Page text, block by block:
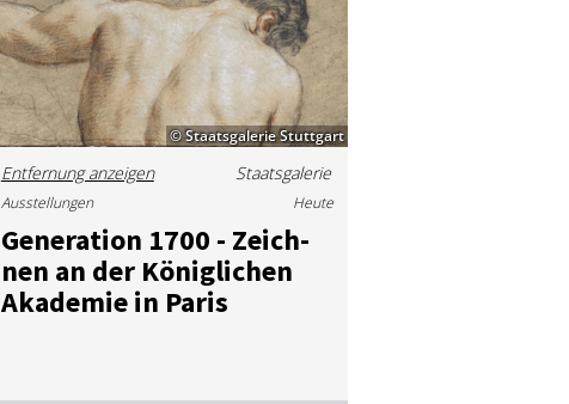
© Staatsgalerie Stuttgart
Entfernung anzeigen Staatsgalerie
Ge­ne­ra­ti­on 1700 - Zeich­
nen an der Kö­nig­li­chen
Aka­de­mie in Pa­ris
Ausstellungen Heute